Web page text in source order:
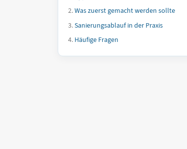
Was zuerst gemacht werden sollte
Sanierungsablauf in der Praxis
Häufige Fragen